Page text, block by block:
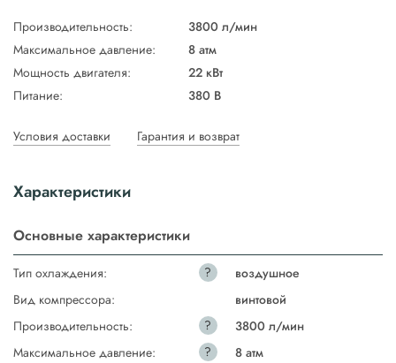
Производительность:
3800 л/мин
Максимальное давление:
8 атм
Мощность двигателя:
22 кВт
Питание:
380 В
Условия доставки Гарантия и возврат
Характеристики
Основные характеристики
Тип охлаждения: ?
воздушное
Вид компрессора:
винтовой
Производительность:
?
3800 л/мин
Максимальное давление:
?
8 атм